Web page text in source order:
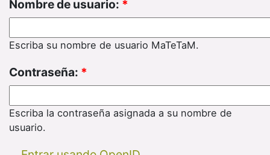
Nombre de usuario: *
Escriba su nombre de usuario MaTeTaM.
Contraseña: *
Escriba la contraseña asignada a su nombre de
usuario.